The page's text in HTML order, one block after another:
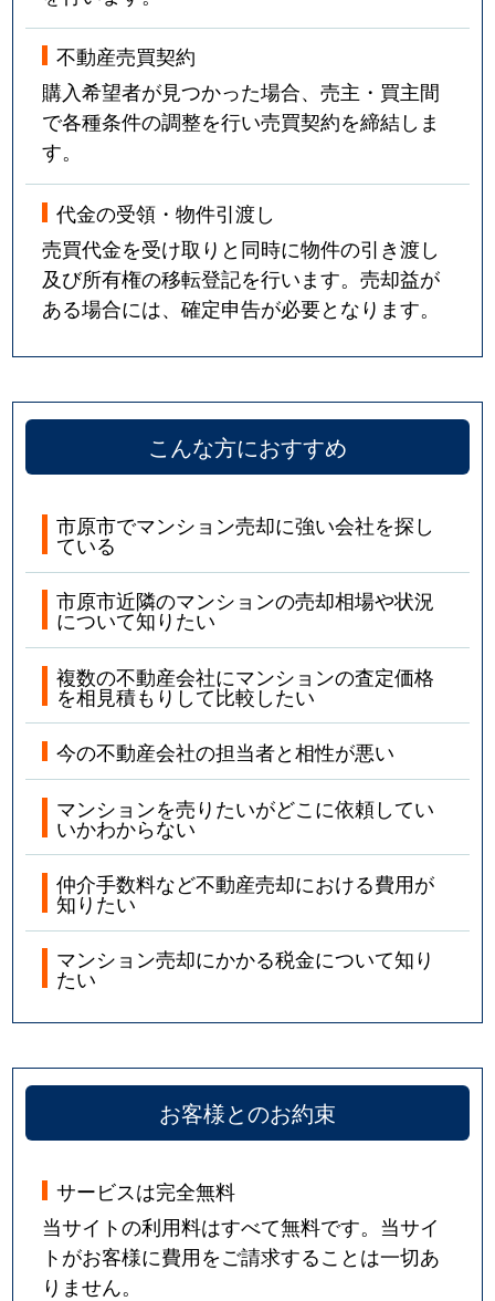
不動産売買契約
購入希望者が見つかった場合、売主・買主間
で各種条件の調整を行い売買契約を締結しま
す。
代金の受領・物件引渡し
売買代金を受け取りと同時に物件の引き渡し
及び所有権の移転登記を行います。売却益が
ある場合には、確定申告が必要となります。
こんな方におすすめ
市原市でマンション売却に強い会社を探し
ている
市原市近隣のマンションの売却相場や状況
について知りたい
複数の不動産会社にマンションの査定価格
を相見積もりして比較したい
今の不動産会社の担当者と相性が悪い
マンションを売りたいがどこに依頼してい
いかわからない
仲介手数料など不動産売却における費用が
知りたい
マンション売却にかかる税金について知り
たい
お客様とのお約束
サービスは完全無料
当サイトの利用料はすべて無料です。当サイ
トがお客様に費用をご請求することは一切あ
りません。